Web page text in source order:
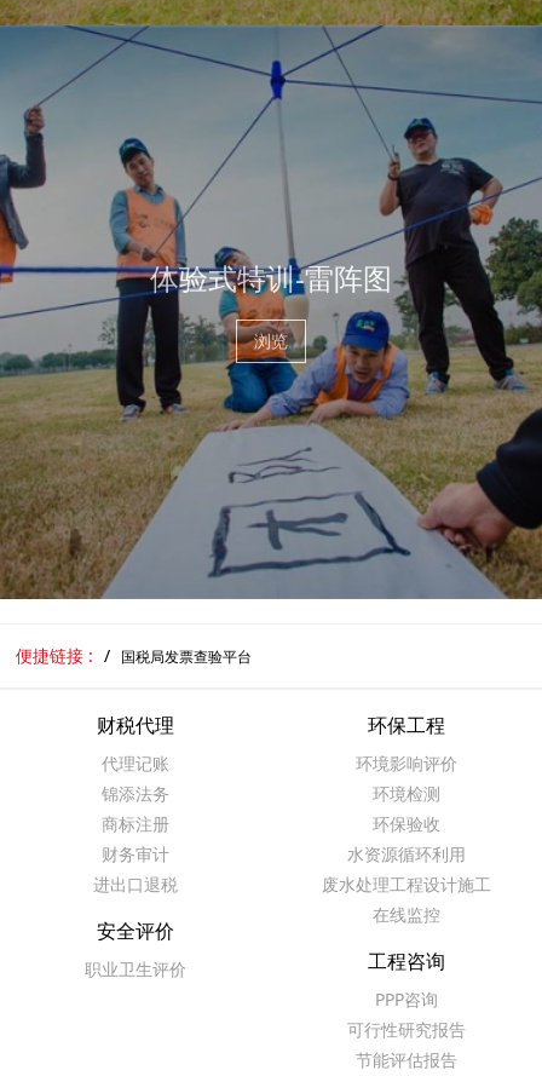
体验式特训-雷阵图
浏览
便捷链接 : 国税局发票查验平台
财税代理
代理记账
锦添法务
商标注册
财务审计
进出口退税
环保工程
环境影响评价
环境检测
环保验收
水资源循环利用
废水处理工程设计施工
在线监控
安全评价
职业卫生评价 工程咨询
PPP咨询
可行性研究报告
节能评估报告